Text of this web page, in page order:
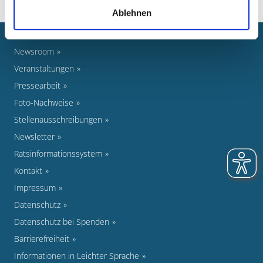
Ablehnen
Newsroom
Veranstaltungen
Pressearbeit
Foto-Nachweise
Stellenausschreibungen
Newsletter
Ratsinformationssystem
Kontakt
Impressum
Datenschutz
Datenschutz bei Spenden
Barrierefreiheit
Informationen in Leichter Sprache